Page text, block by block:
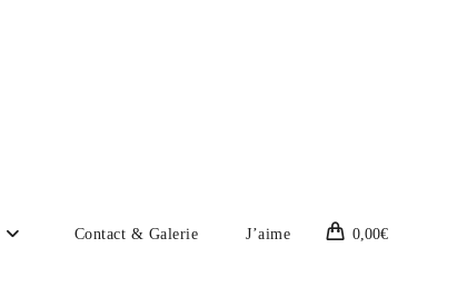
Contact & Galerie J’aime 0,00€